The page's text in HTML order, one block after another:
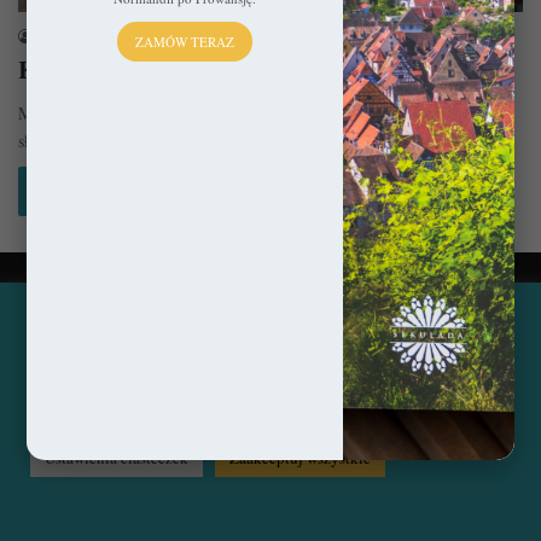
13 września 2015
Katedra w Metzu – Niczym Boża Latarnia
Miasto już od dawna spowite było chmurami nocnymi, a zza okna
słychać było przyjemny koncert świerszczy. Nic nie sprawiało mu…
© Copyright 2014 - 2026, All Rights Reserved by sekulada.com
PinterestInstagram
Ta strona korzysta z ciasteczek, aby świadczyć usługi na
najwyższym poziomie. Klikając opcję "Zaakceptuj wszystkie"
zgadzasz się na użycie wszystkich ciasteczek. Możesz również
przejść do "Ustawień Ciasteczek", aby zgodzić się tylko na
Czytaj więcej...
Ustawienia ciasteczek Zaakceptuj wszystkie
ZAMÓW TERAZ